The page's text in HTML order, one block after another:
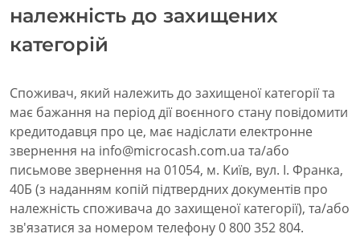
належність до захищених
категорій
Споживач, який належить до захищеної категорії та
має бажання на період дії воєнного стану повідомити
кредитодавця про це, має надіслати електронне
звернення на info@microcash.com.ua та/або
письмове звернення на 01054, м. Київ, вул. І. Франка,
40Б (з наданням копій підтвердних документів про
належність споживача до захищеної категорії), та/або
зв'язатися за номером телефону 0 800 352 804.